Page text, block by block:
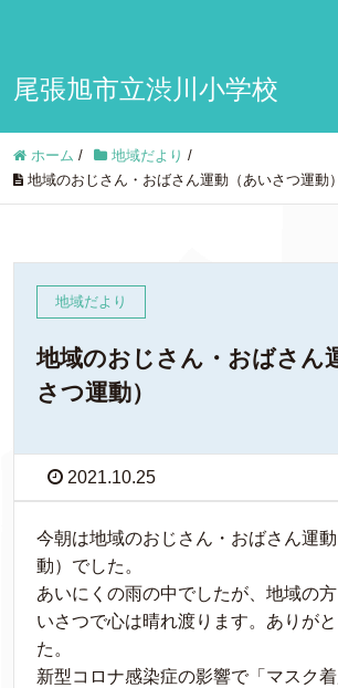
尾張旭市立渋川小学校
ホーム / 地域だより /
地域のおじさん・おばさん運動（あいさつ運動）
地域だより
地域のおじさん・おばさん
さつ運動）
2021.10.25
今朝は地域のおじさん・おばさん運
動）でした。
あいにくの雨の中でしたが、地域の
いさつで心は晴れ渡ります。ありが
た。
新型コロナ感染症の影響で「マスク